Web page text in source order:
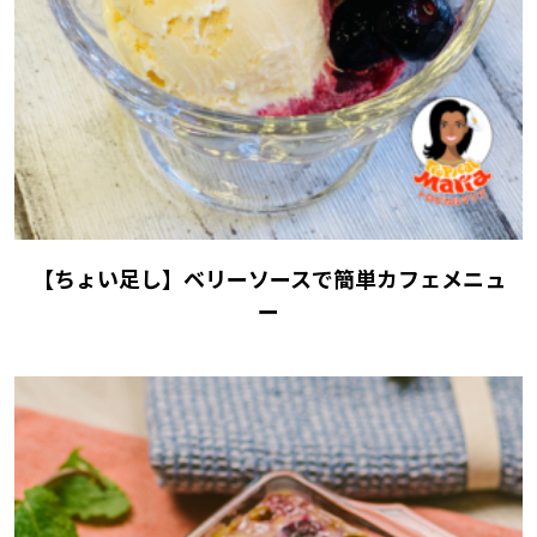
【ちょい足し】ベリーソースで簡単カフェメニュ
ー